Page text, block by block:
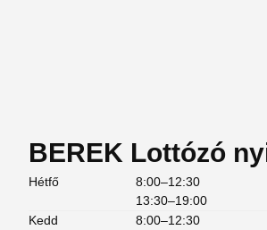
BEREK Lottózó
Hétfő
8:00–12:30
13:30–19:00
Kedd
8:00–12:30